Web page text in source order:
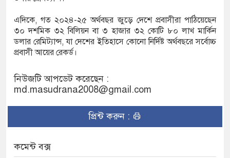
এদিকে, গত ২০২৪-২৫ অর্থবছর জুড়ে দেশে প্রবাসীরা পাঠিয়েছেন
৩০ দশমিক ৩২ বিলিয়ন বা ৩ হাজার ৩২ কোটি ৮০ লাখ মার্কিন
ডলার রেমিট্যান্স, যা দেশের ইতিহাসে কোনো নির্দিষ্ট অর্থবছরে সর্বোচ্চ
প্রবাসী আয়ের রেকর্ড।
নিউজটি আপডেট করেছেন :
md.masudrana2008@gmail.com
প্রিন্ট করুন :
কমেন্ট বক্স